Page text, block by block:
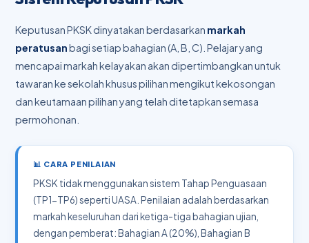
Keputusan PKSK dinyatakan berdasarkan markah
peratusanbagi setiap bahagian (A, B, C). Pelajar yang
mencapai markah kelayakan akan dipertimbangkan untuk
tawaran ke sekolah khusus pilihan mengikut kekosongan
dan keutamaan pilihan yang telah ditetapkan semasa
permohonan.
📊 CARA PENILAIAN
PKSK tidak menggunakan sistem Tahap Penguasaan
(TP1-TP6) seperti UASA. Penilaian adalah berdasarkan
markah keseluruhan dari ketiga-tiga bahagian ujian,
dengan pemberat: Bahagian A (20%), Bahagian B